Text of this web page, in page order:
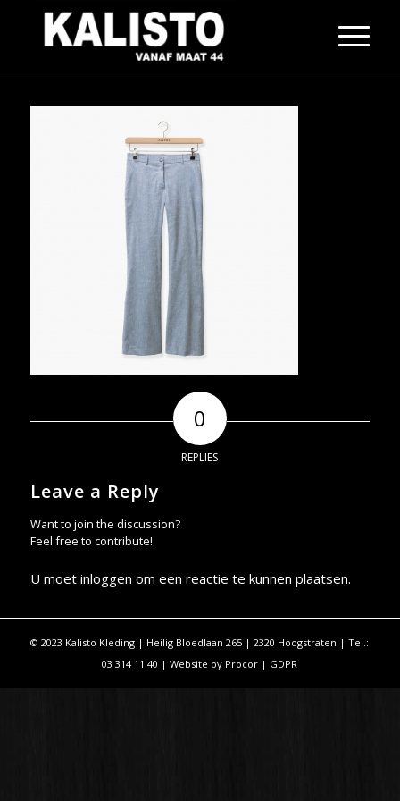
0
REPLIES
Leave a Reply
Want to join the discussion?
Feel free to contribute!
U moet inloggen om een reactie te kunnen plaatsen.
© 2023 Kalisto Kleding | Heilig Bloedlaan 265 | 2320 Hoogstraten | Tel.:
03 314 11 40 | Website by Procor | GDPR